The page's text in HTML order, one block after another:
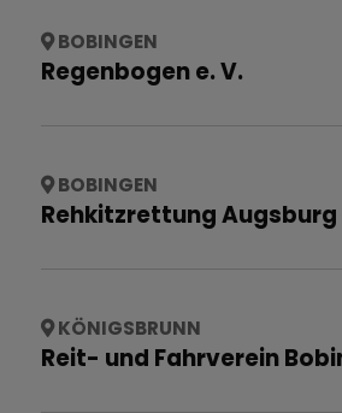
BOBINGEN
Regenbogen e. V.
BOBINGEN
Rehkitzrettung Augsburg
KÖNIGSBRUNN
Reit- und Fahrverein